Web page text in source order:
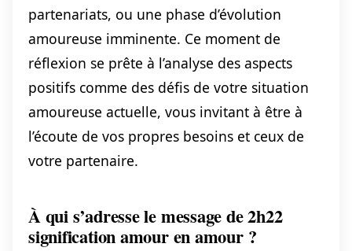
partenariats, ou une phase d’évolution
amoureuse imminente. Ce moment de
réflexion se prête à l’analyse des aspects
positifs comme des défis de votre situation
amoureuse actuelle, vous invitant à être à
l’écoute de vos propres besoins et ceux de
votre partenaire.
À qui s’adresse le message de 2h22
signification amour en amour ?